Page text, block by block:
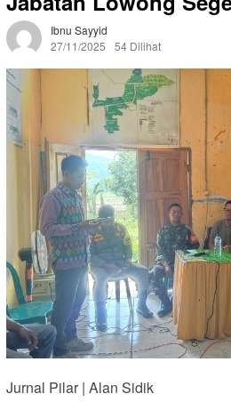
Ibnu Sayyid
27/11/2025
54 Dilihat
Jurnal Pilar | Alan Sidik